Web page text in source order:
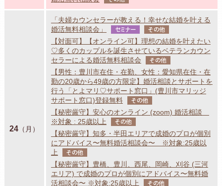
24（月）
「夫婦カウンセラーが教える！幸せな結婚を叶える
婚活無料相談会」
セミナー その他
【対面可】【オンライン可】理想の結婚を叶えたい
♡多くのカップルを誕生させているベテランカウン
セラーによる婚活無料相談会
その他
【男性：豊川市在住・在勤、女性：愛知県在住・在
勤の20歳から49歳の方限定】婚活相談とサポートを
行う「とよマリ♡サポート窓口」(豊川市マリッジ
サポート窓口)登録無料
その他
【秘密厳守】安心のオンライン (zoom) 婚活相談
※対象 : 25歳以上
その他
【秘密厳守】知多・半田エリアで成婚のプロが個別
にアドバイス〜無料婚活相談会〜 ※対象:25歳以
上
その他
【秘密厳守】豊橋、豊川、西尾、岡崎、刈谷 (三河
エリア) で成婚のプロが個別にアドバイス〜無料婚
活相談会〜 ※対象:25歳以上
その他